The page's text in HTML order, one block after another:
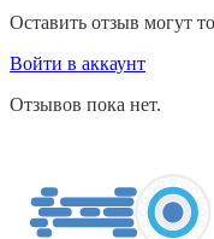
Оставить отзыв могут
Войти в аккаунт
Отзывов пока нет.